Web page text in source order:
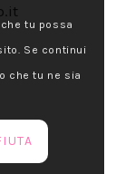
tu possa
Se continui
che tu ne sia